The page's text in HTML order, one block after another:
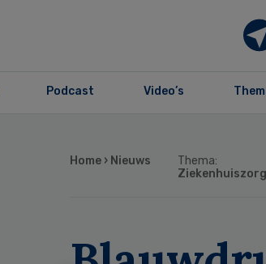
Podcast Video’s
Home › Nieuws
Thema:
Ziekenhuiszorg